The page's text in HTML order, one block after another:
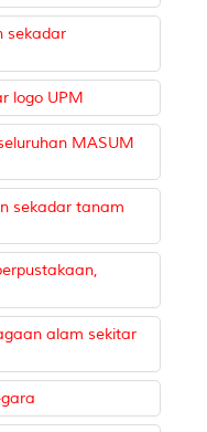
sekadar
logo UPM
MASUM
sekadar tanam
alam sekitar